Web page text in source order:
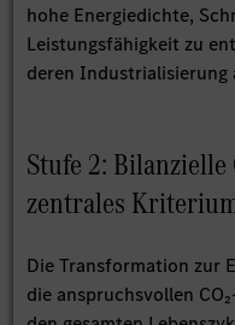
hohe Energiedichte,
Leistungsfähigkeit zu
deren Industrialisierung
Stufe 2:
zentrales
Die Transformation zur
die anspruchsvollen